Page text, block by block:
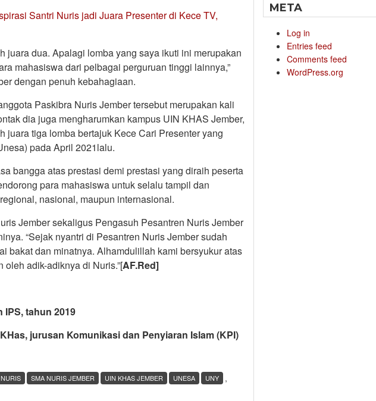
Santri Nuris jadi Juara Presenter di Kece TV,
juara dua. Apalagi lomba yang saya ikuti ini merupakan
mahasiswa dari pelbagai perguruan tinggi lainnya,”
dengan penuh kebahagiaan.
Paskibra Nuris Jember tersebut merupakan kali
dia juga mengharumkan kampus UIN KHAS Jember,
tiga lomba bertajuk Kece Cari Presenter yang
pada April 2021lalu.
bangga atas prestasi demi prestasi yang diraih peserta
para mahasiswa untuk selalu tampil dan
nasional, maupun internasional.
Jember sekaligus Pengasuh Pesantren Nuris Jember
“Sejak nyantri di Pesantren Nuris Jember sudah
bakat dan minatnya. Alhamdulillah kami bersyukur atas
adik-adiknya di Nuris.”[AF.Red]
tahun 2019
jurusan Komunikasi dan Penyiaran Islam (KPI)
,
SMA NURIS JEMBER UIN KHAS JEMBER UNESA UNY
META
Log in
Entries feed
Comments feed
WordPress.org